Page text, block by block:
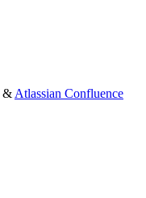
& Atlassian Confluence